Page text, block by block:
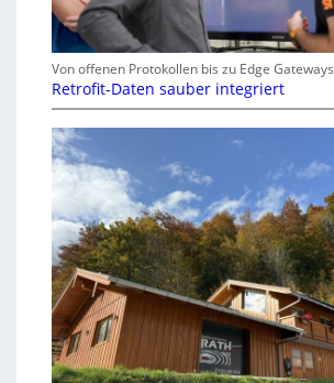
Von offenen Protokollen bis zu Edge Gateways
Retrofit-Daten sauber integriert